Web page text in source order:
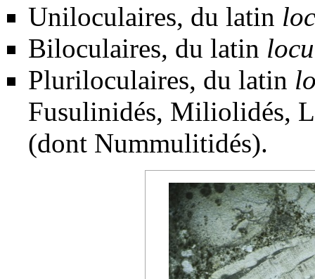
Uniloculaires, du latin
Biloculaires, du latin
Pluriloculaires, du latin
Fusulinidés, Miliolidés,
(dont Nummulitidés).